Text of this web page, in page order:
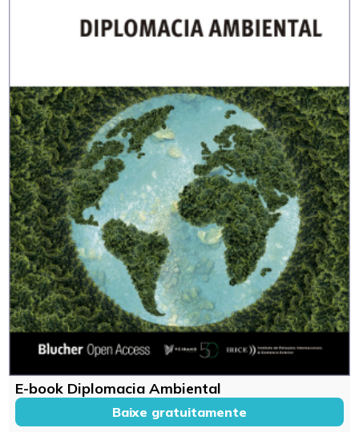
E-book Diplomacia Ambiental
Baixe gratuitamente